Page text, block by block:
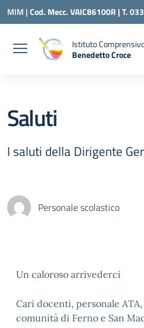
Vai ai contenuti
Vai al menu di navigazione
Vai al footer
MIM |Cod. Mecc. VAIC86100R | T.
240260 | VAIC86100R@ISTRUZIONE.IT
Istituto
Benedetto Croce
Saluti
I saluti della Dirigente
Personale scolastico
Un caloroso arrivederci
Cari docenti, personale
comunità di Ferno e San